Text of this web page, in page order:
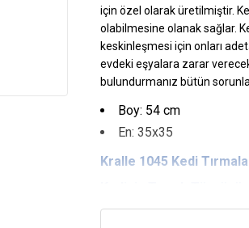
için özel olarak üretilmiştir.
olabilmesine olanak sağlar.
keskinleşmesi için onları
evdeki eşyalara zarar
bulundurmanız bütün
Boy: 54 cm
En: 35x35
Kralle 1045 Kedi
Tırmalama tahtaları